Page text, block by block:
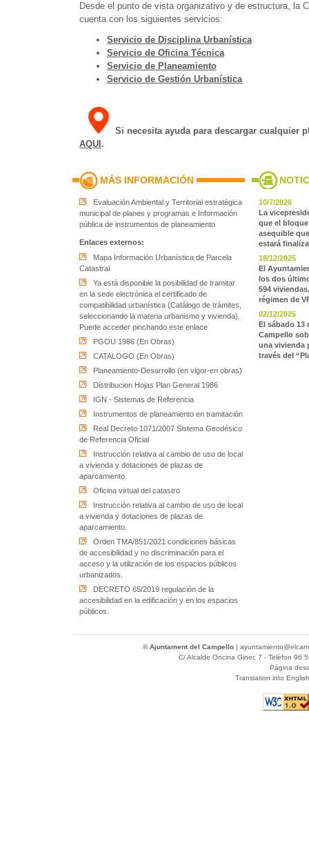
Desde el punto de vista organizativo y de estructura, la
cuenta con los siguientes servicios:
Servicio de Disciplina Urbanística
Servicio de Oficina Técnica
Servicio de Planeamiento
Servicio de Gestión Urbanística
Si necesita ayuda para descargar cualquier
AQUI .
MÁS INFORMACIÓN
Evaluación Ambiental y Territorial estratégica
municipal de planes y programas e Información
pública de instrumentos de planeamiento
Enlaces externos:
Mapa Información Urbanística de Parcela
Catastral
Ya está disponible la posibilidad de tramitar
en la sede electrónica el certificado de
compatibilidad urbanística (Catálogo de trámites,
seleccionando la materia urbanismo y vivienda).
Puede acceder pinchando este enlace
PGOU 1986 (En Obras)
CATALOGO (En Obras)
Planeamiento-Desarrollo (en vigor-en obras)
Distribucion Hojas Plan General 1986
IGN - Sistemas de Referencia
Instrumentos de planeamiento en tramitación
Real Decreto 1071/2007 Sistema Geodésico
de Referencia Oficial
Instrucción relativa al cambio de uso de local
a vivienda y dotaciones de plazas de
aparcamiento.
Oficina virtual del catastro
Instrucción relativa al cambio de uso de local
a vivienda y dotaciones de plazas de
aparcamiento.
Orden TMA/851/2021 condiciones básicas
de accesibilidad y no discriminación para el
acceso y la utilización de los espacios públicos
urbanizados.
DECRETO 65/2019 regulación de la
accesibilidad en la edificación y en los espacios
públicos.
10/7/2026
La
que el
asequible
estará
18/12/2025
El
los dos
594
régimen de
02/12/2025
El sábado 13
Campello
una vivienda
través del
© Ajuntament del Campello |
C/ Alcalde Oncina Giner, 7 - Telèfon 96
Página
Translation into